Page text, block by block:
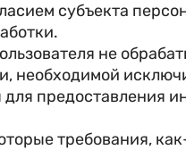
субъекта
не
необходимой
предоставления
требования,